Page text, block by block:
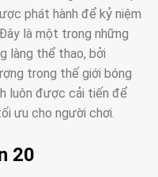
phát hành để kỷ niệm
là một trong những
làng thể thao, bởi
trong thế giới bóng
luôn được cải tiến để
ưu cho người chơi.
20